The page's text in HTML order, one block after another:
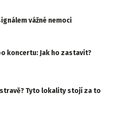
vážné nemoci
koncertu: Jak ho zastavit?
Tyto lokality stojí za to